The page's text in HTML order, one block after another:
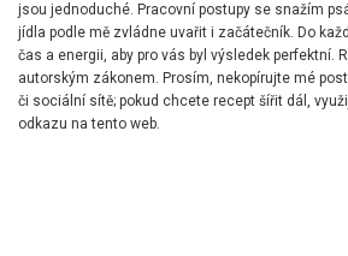
jsou jednoduché. Pracovní postupy se snažím
jídla podle mě zvládne uvařit i začátečník. Do
čas a energii, aby pro vás byl výsledek perfektní.
autorským zákonem. Prosím, nekopírujte mé
či sociální sítě; pokud chcete recept šířit dál,
odkazu na tento web.